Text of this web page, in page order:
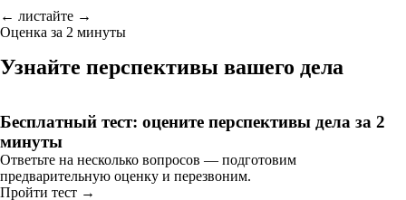
← листайте →
Оценка за 2 минуты
Узнайте перспективы вашего дела
Бесплатный тест: оцените перспективы дела за 2
минуты
Ответьте на несколько вопросов — подготовим
предварительную оценку и перезвоним.
Пройти тест →